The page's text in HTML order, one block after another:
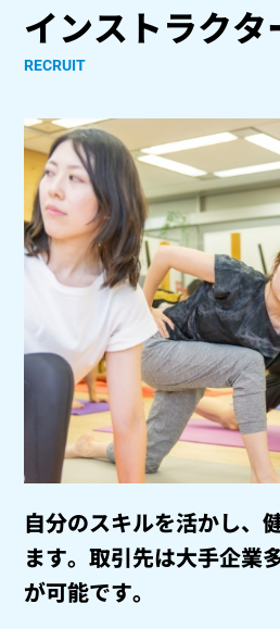
インストラクタ
RECRUIT
自分のスキルを活かし、
ます。取引先は大手企業
が可能です。